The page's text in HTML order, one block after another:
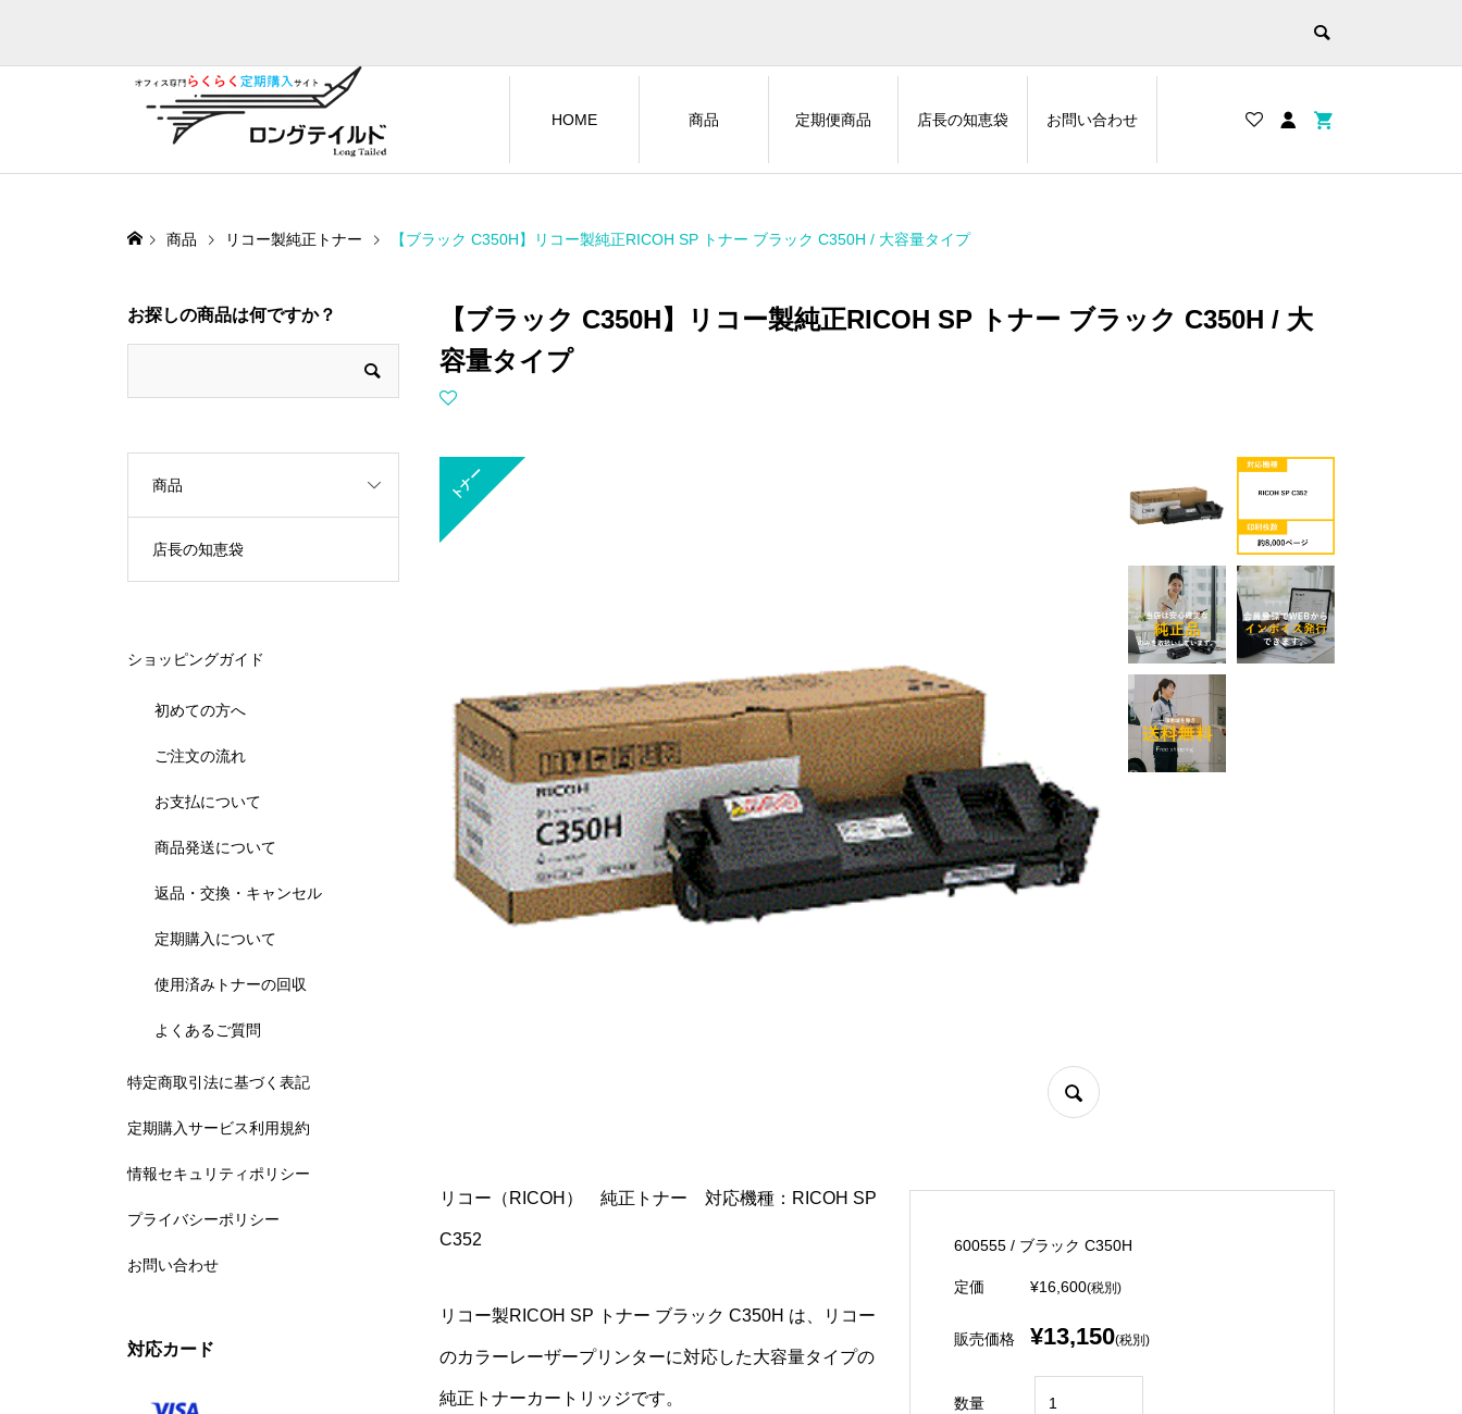
HOME 商品 定期便商品 店長の知恵袋 お問い合わせ
商品 リコー製純正トナー 【ブラック C350H】リコー製純正RICOH SP トナー ブラック C350H / 大容量タイプ
【ブラック C350H】リコー製純正RICOH SP トナー ブラック C350H / 大
容量タイプ
トナー
リコー（RICOH） 純正トナー 対応機種：RICOH SP
C352
リコー製RICOH SP トナー ブラック C350H は、リコー
のカラーレーザープリンターに対応した大容量タイプの
純正トナーカートリッジです。
600555 / ブラック C350H
定価 ¥16,600(税別)
販売価格 ¥13,150(税別)
数量
お探しの商品は何ですか？
商品
店長の知恵袋
ショッピングガイド
初めての方へ
ご注文の流れ
お支払について
商品発送について
返品・交換・キャンセル
定期購入について
使用済みトナーの回収
よくあるご質問
特定商取引法に基づく表記
定期購入サービス利用規約
情報セキュリティポリシー
プライバシーポリシー
お問い合わせ
対応カード